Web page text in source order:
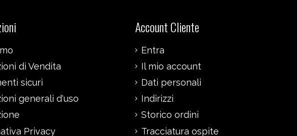
di Vendita
sicuri
generali d'uso
Privacy
Account Cliente
Entra
Il mio account
Dati personali
Indirizzi
Storico ordini
Tracciatura ospite